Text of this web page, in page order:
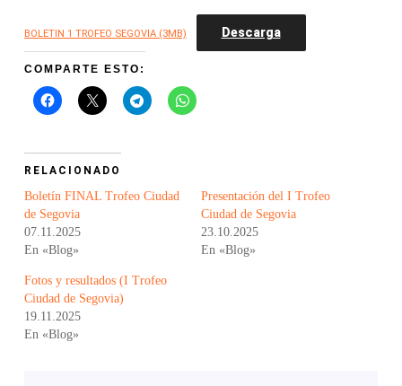
BOLETIN 1 TROFEO SEGOVIA (3MB) Descarga
COMPARTE ESTO:
RELACIONADO
Boletín FINAL Trofeo Ciudad
de Segovia
07.11.2025
En «Blog»
Presentación del I Trofeo
Ciudad de Segovia
23.10.2025
En «Blog»
Fotos y resultados (I Trofeo
Ciudad de Segovia)
19.11.2025
En «Blog»